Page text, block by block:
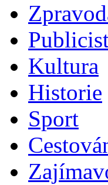
Kultura
Historie
Sport